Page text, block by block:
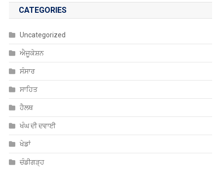
CATEGORIES
Uncategorized
ਐਜੂਕੇਸ਼ਨ
ਸੰਸਾਰ
ਸਾਹਿਤ
ਹੈਲਥ
ਖੰਘ ਦੀ ਦਵਾਈ
ਖੇਡਾਂ
ਚੰਡੀਗੜ੍ਹ